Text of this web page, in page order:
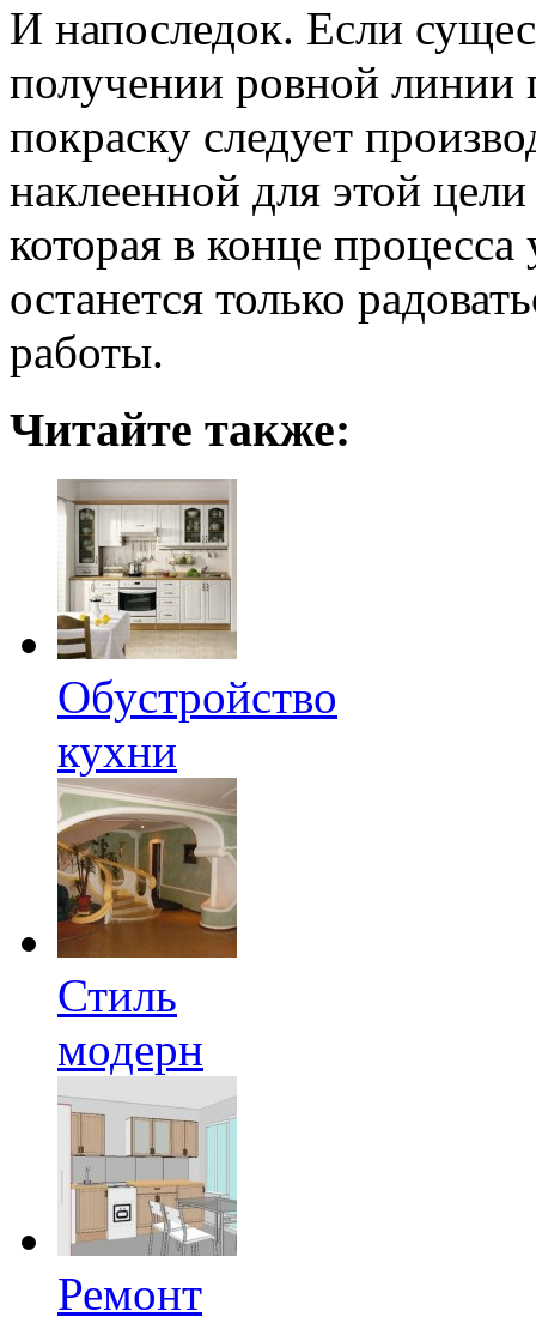
И напоследок. Если
получении ровной линии
покраску следует
наклеенной для этой
которая в конце
останется только
работы.
Читайте также:
Обустройство
кухни
Стиль
модерн
Ремонт